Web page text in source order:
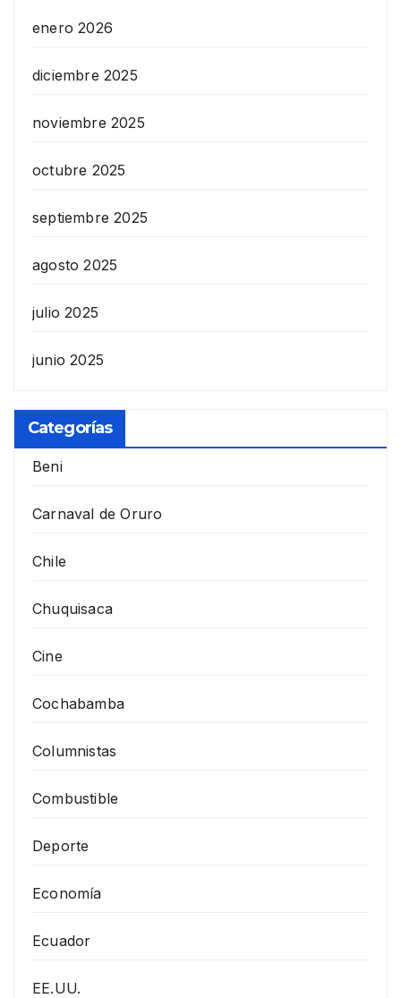
enero 2026
diciembre 2025
noviembre 2025
octubre 2025
septiembre 2025
agosto 2025
julio 2025
junio 2025
Categorías
Beni
Carnaval de Oruro
Chile
Chuquisaca
Cine
Cochabamba
Columnistas
Combustible
Deporte
Economía
Ecuador
EE.UU.